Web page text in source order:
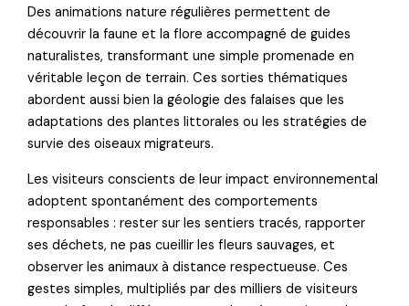
Des animations nature régulières permettent de
découvrir la faune et la flore accompagné de guides
naturalistes, transformant une simple promenade en
véritable leçon de terrain. Ces sorties thématiques
abordent aussi bien la géologie des falaises que les
adaptations des plantes littorales ou les stratégies de
survie des oiseaux migrateurs.
Les visiteurs conscients de leur impact environnemental
adoptent spontanément des comportements
responsables : rester sur les sentiers tracés, rapporter
ses déchets, ne pas cueillir les fleurs sauvages, et
observer les animaux à distance respectueuse. Ces
gestes simples, multipliés par des milliers de visiteurs